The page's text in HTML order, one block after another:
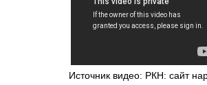
Источник видео: РКН: сайт